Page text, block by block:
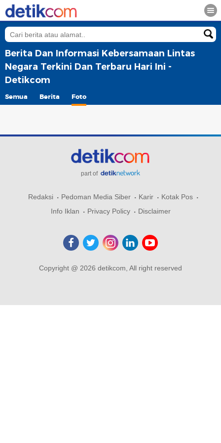
Berita Dan Informasi Kebersamaan Lintas
Negara Terkini Dan Terbaru Hari Ini -
Detikcom
Semua Berita Foto
part of
Redaksi Pedoman Media Siber Karir
Kotak Pos
Info Iklan
Privacy Policy Disclaimer
Copyright @ 2026 detikcom, All right reserved